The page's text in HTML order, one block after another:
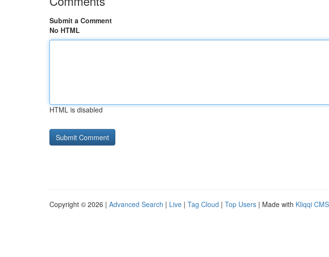
Submit a Comment
No HTML
HTML is disabled
Copyright © 2026 | Advanced Search | Live | Tag Cloud | Top Users | Made with Kliqqi CMS